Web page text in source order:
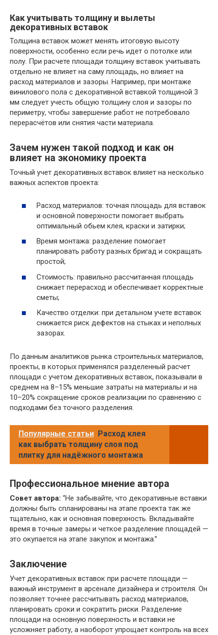
Как учитывать толщину и вылеты
декоративных вставок
Толщина вставок может менять итоговую высоту
поверхности, особенно если речь идет о потолке или
полу. При расчете площади толщину вставок учитывать
отдельно не влияет на саму площадь, но влияет на
расход материалов и зазоры. Например, при монтаже
винилового пола с декоративной вставкой толщиной 3
мм следует учесть общую толщину слоя и зазоры по
периметру, чтобы завершение работ не потребовало
перерасчётов или снятия части материала.
Зачем нужен такой подход и как он
влияет на экономику проекта
Точный учет декоративных вставок влияет на несколько
важных аспектов проекта:
Расход материалов: точная площадь для вставок
и основной поверхности помогает выбрать
оптимальный обьем клея, краски и затирки;
Время монтажа: разделение помогает
планировать работу разных бригад и сокращать
простой;
Стоимость: правильно рассчитанная площадь
снижает перерасход и обеспечивает корректные
сметы;
Качество отделки: при детальном учете вставок
снижается риск дефектов на стыках и неполных
зазорах.
По данным аналитиков рынка строительных материалов,
проекты, в которых применялся разделенный расчет
площади с учетом декоративных вставок, показывали в
среднем на 8–15% меньшие затраты на материалы и на
10–20% сокращение сроков реализации по сравнению с
подходами без точного разделения.
Популярные статьи Расход клея
как выбрать толщину слоя под
плитку для надёжного монтажа
Профессиональное мнение автора
Совет автора: “Не забывайте, что декоративные вставки
должны быть спланированы на этапе проекта так же
тщательно, как и основная поверхность. Вкладывайте
время в точные замеры и четкое разделение площадей —
это окупается на этапе закупок и монтажа.”
Заключение
Учет декоративных вставок при расчете площади —
важный инструмент в арсенале дизайнера и строителя. Он
позволяет точнее рассчитывать расход материалов,
планировать сроки и сократить риски. Разделение
площади на основную поверхность и вставки не
усложняет работу, а наоборот упрощает контроль на всех